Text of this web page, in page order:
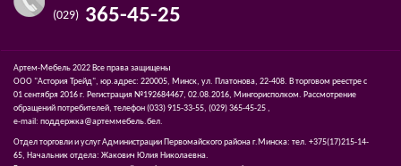
(029) 365-45-25
Артем-Мебель 2022 Все права защищены
ООО "Астория Трейд", юр.адрес: 220005, Минск, ул. Платонова, 22-408. В торговом реестре с
01 сентября 2016 г. Регистрация №192684467, 02.08.2016, Мингорисполком. Рассмотрение
обращений потребителей, телефон(033)915-33-55, (029)365-45-25 ,
e-mail: поддержка@артеммебель.бел.
Отдел торговли и услуг Администрации Первомайского района г.Минска: тел. +375(17)215-14-
65, Начальник отдела: Жакович Юлия Николаевна.